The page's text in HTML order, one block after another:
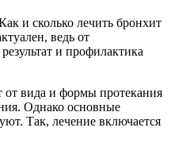
и сколько лечить бронхит
ведь от
и профилактика
от вида и формы протекания
Однако основные
Так, лечение включается